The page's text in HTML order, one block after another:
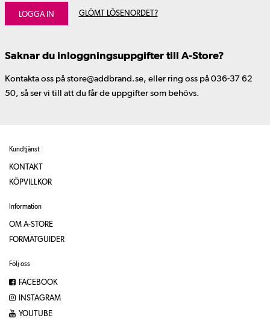
LOGGA IN GLÖMT LÖSENORDET?
Saknar du inloggningsuppgifter till A-Store?
Kontakta oss på store@addbrand.se, eller ring oss på 036-37 62
50, så ser vi till att du får de uppgifter som behövs.
Kundtjänst
KONTAKT
KÖPVILLKOR
Information
OM A-STORE
FORMATGUIDER
Följ oss
FACEBOOK
INSTAGRAM
YOUTUBE